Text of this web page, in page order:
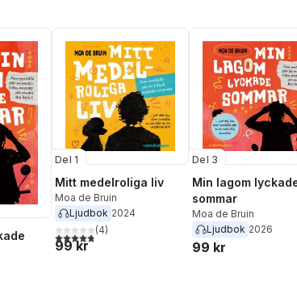
Del 1
Mitt medelroliga liv
Moa de Bruin
Ljudbok 2024
4,8utav 5 stjärnor. Totalt antal röster:
(4)
99 kr
Del 3
Min lagom
sommar
Moa de Bruin
Ljudbok 2026
99 kr